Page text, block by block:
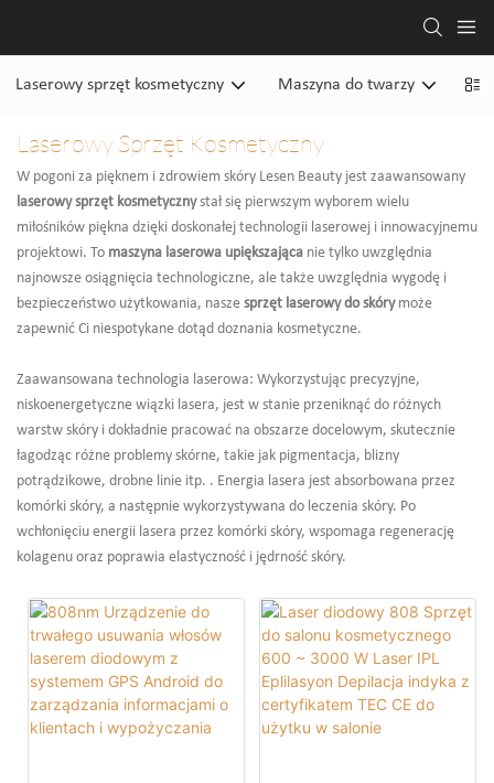
Laserowy sprzęt kosmetyczny Maszyna do twarzy
Laserowy Sprzęt Kosmetyczny
W pogoni za pięknem i zdrowiem skóry Lesen Beauty jest zaawansowany
laserowy sprzęt kosmetycznystał się pierwszym wyborem wielu
miłośników piękna dzięki doskonałej technologii laserowej i innowacyjnemu
projektowi. To maszyna laserowa upiększająca nie tylko uwzględnia
najnowsze osiągnięcia technologiczne, ale także uwzględnia wygodę i
bezpieczeństwo użytkowania, nasze sprzęt laserowy do skóry może
zapewnić Ci niespotykane dotąd doznania kosmetyczne.
Zaawansowana technologia laserowa: Wykorzystując precyzyjne,
niskoenergetyczne wiązki lasera, jest w stanie przeniknąć do różnych
warstw skóry i dokładnie pracować na obszarze docelowym, skutecznie
łagodząc różne problemy skórne, takie jak pigmentacja, blizny
potrądzikowe, drobne linie itp. . Energia lasera jest absorbowana przez
komórki skóry, a następnie wykorzystywana do leczenia skóry. Po
wchłonięciu energii lasera przez komórki skóry, wspomaga regenerację
kolagenu oraz poprawia elastyczność i jędrność skóry.